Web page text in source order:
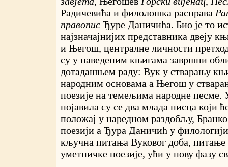
Радичевића и филолошка расправа
правопис Ђуре Даничића. Био је то
најзначајнијих представника двеју
и Његош, централне личности
су у наведеним књигама завршни
дотадашњем раду: Вук у стварању
народним основама а Његош у
поезије на темељима народне песме.
појавила су се два млада писца који
положај у наредном раздобљу,
поезији а Ђура Даничић у
кључна питања Вуковог доба, питање
уметничке поезије, ући у нову фазу